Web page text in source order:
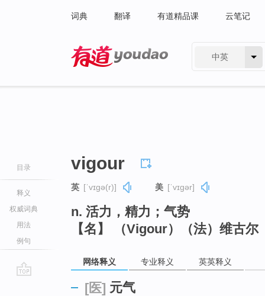
词典 翻译 有道精品课 云笔记
中英
目录
释义
权威词典
用法
例句
vigour
英 [ˈvɪɡə(r)] 美 [ˈvɪɡər]
n. 活力，精力；气势
【名】 （Vigour）（法）维古尔
网络释义 专业释义 英英释义
[医] 元气